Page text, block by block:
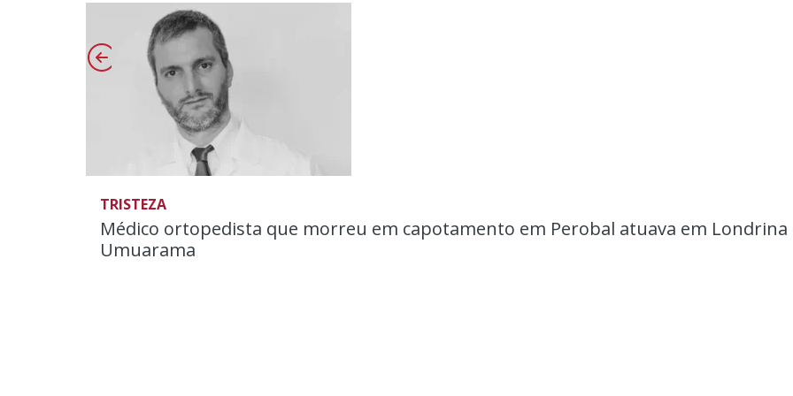
TRISTEZA
Médico ortopedista que morreu em capotamento em Perobal atuava em Londrina
Umuarama